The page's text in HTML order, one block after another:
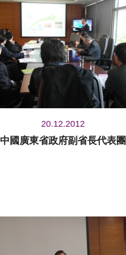
20.12.2012
中國廣東省政府副省長代表團